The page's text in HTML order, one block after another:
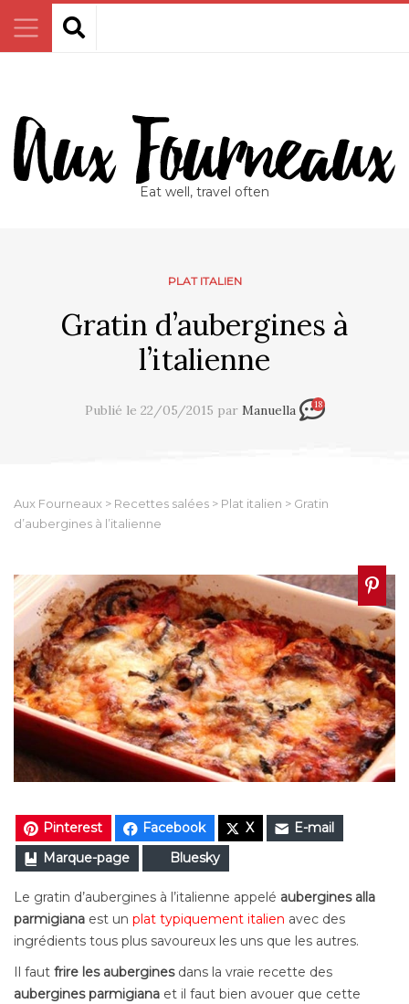
Eat well, travel often
PLAT ITALIEN
Gratin d’aubergines à
l’italienne
Publié le 22/05/2015 par Manuella 18
Aux Fourneaux > Recettes salées > Plat italien > Gratin
d’aubergines à l’italienne
Pinterest Facebook X
E-mail
Marque-page
Bluesky
Le gratin d’aubergines à l’italienne appelé aubergines alla
parmigiana est un plat typiquement italien avec des
ingrédients tous plus savoureux les uns que les autres.
Il faut frire les auberginesdans la vraie recette des
aubergines parmigiana et il faut bien avouer que cette